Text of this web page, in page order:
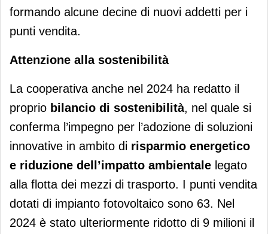
formando alcune decine di nuovi addetti per i
punti vendita.
Attenzione alla sostenibilità
La cooperativa anche nel 2024 ha redatto il
proprio bilancio di sostenibilità, nel quale si
conferma l’impegno per l’adozione di soluzioni
innovative in ambito di risparmio energetico
e riduzione dell’impatto ambientale legato
alla flotta dei mezzi di trasporto. I punti vendita
dotati di impianto fotovoltaico sono 63. Nel
2024 è stato ulteriormente ridotto di 9 milioni il